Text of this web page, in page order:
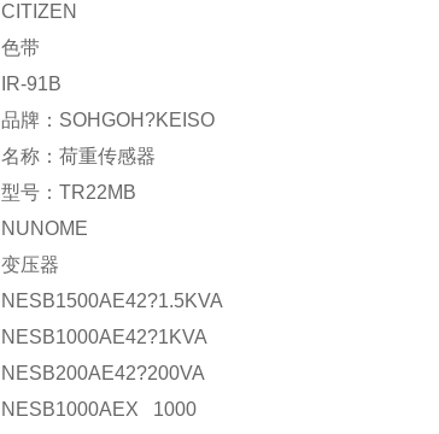
CITIZEN
色带
IR-91B
品牌：SOHGOH?KEISO
名称：荷重传感器
型号：TR22MB
NUNOME
变压器
NESB1500AE42?1.5KVA
NESB1000AE42?1KVA
NESB200AE42?200VA
NESB1000AEX 1000